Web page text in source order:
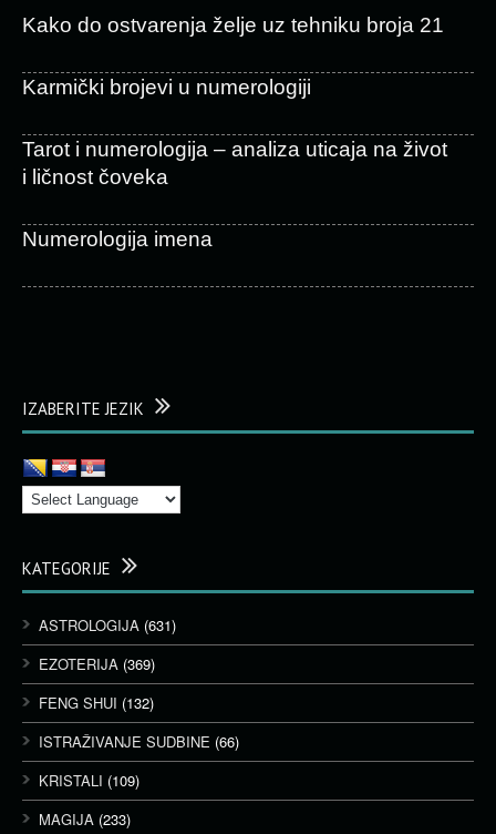
Kako do ostvarenja želje uz tehniku broja 21
Karmički brojevi u numerologiji
Tarot i numerologija – analiza uticaja na život
i ličnost čoveka
Numerologija imena
IZABERITE JEZIK
KATEGORIJE
ASTROLOGIJA (631)
EZOTERIJA (369)
FENG SHUI (132)
ISTRAŽIVANJE SUDBINE (66)
KRISTALI (109)
MAGIJA (233)